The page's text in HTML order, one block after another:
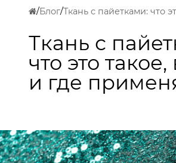
Блог
Ткань с
что это
и где